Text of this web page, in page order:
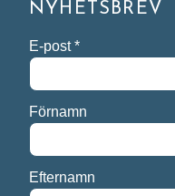
NYHETSBREV
E-post*
Förnamn
Efternamn